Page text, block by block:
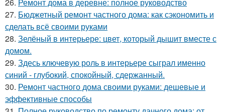
27. Бюджетный ремонт частного дома: как сэкономить и
сделать всё своими руками
28. Зелёный в интерьере: цвет, который дышит вместе с
домом.
29. Здесь ключевую роль в интерьере сыграл именно
синий - глубокий, спокойный, сдержанный.
30. Ремонт частного дома своими руками: дешевые и
эффективные способы